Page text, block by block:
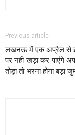
Previous article
लखनऊ में एक अप्रैल से
पर नहीं खड़ा कर पाएंगे
तोड़ा तो भरना होगा बड़ा